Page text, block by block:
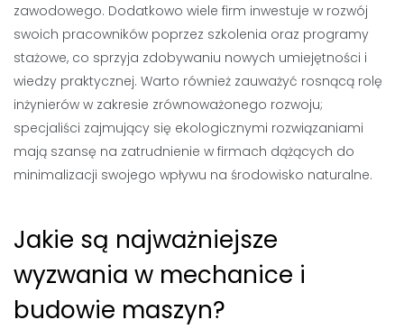
zawodowego. Dodatkowo wiele firm inwestuje w rozwój
swoich pracowników poprzez szkolenia oraz programy
stażowe, co sprzyja zdobywaniu nowych umiejętności i
wiedzy praktycznej. Warto również zauważyć rosnącą rolę
inżynierów w zakresie zrównoważonego rozwoju;
specjaliści zajmujący się ekologicznymi rozwiązaniami
mają szansę na zatrudnienie w firmach dążących do
minimalizacji swojego wpływu na środowisko naturalne.
Jakie są najważniejsze
wyzwania w mechanice i
budowie maszyn?